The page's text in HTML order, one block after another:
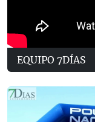
EQUIPO 7DÍAS